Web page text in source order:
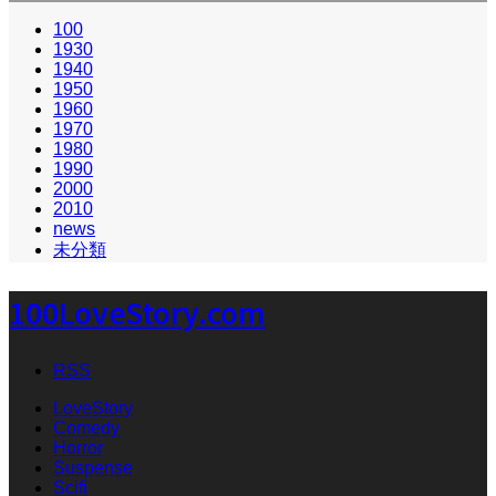
100
1930
1940
1950
1960
1970
1980
1990
2000
2010
news
未分類
100LoveStory.com
RSS
LoveStory
Comedy
Horror
Suspense
Scifi